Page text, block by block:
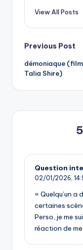
View All Posts
Post
Previous Post
démoniaque
Talia Shire)
Question
02/01/2026,
« Quelqu’un a
certaines
Perso, je me
réaction de